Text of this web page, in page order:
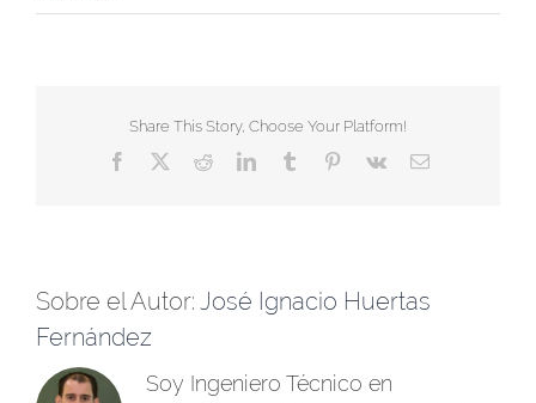
Share This Story, Choose Your Platform!
Facebook RedditLinkedInTumblr Pinterest
Vk
Correo
Sobre el Autor: José Ignacio Huertas
Fernández
Soy Ingeniero Técnico en